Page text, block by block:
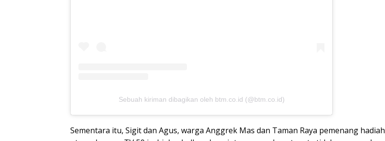
Sebuah kiriman dibagikan oleh btm.co.id (@btm.co.id)
Sementara itu, Sigit dan Agus, warga Anggrek Mas dan Taman Raya pemenang hadiah